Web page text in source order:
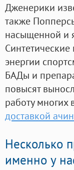
Дженерики
также
насыщенной и
энергии
БАДы и
повысят
работу многих
доставкой
Несколько
именно у